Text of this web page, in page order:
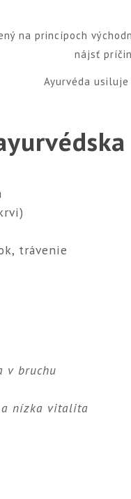
na princípoch
nájsť
Ayurvéda
trávenie
v bruchu
a nízka vitalita